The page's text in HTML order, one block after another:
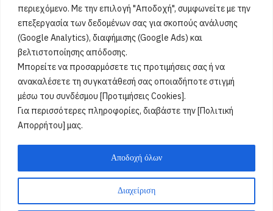
περιεχόμενο. Με την επιλογή "Αποδοχή", συμφωνείτε με την
επεξεργασία των δεδομένων σας για σκοπούς ανάλυσης
(Google Analytics), διαφήμισης (Google Ads) και
βελτιστοποίησης απόδοσης.
Μπορείτε να προσαρμόσετε τις προτιμήσεις σας ή να
ανακαλέσετε τη συγκατάθεσή σας οποιαδήποτε στιγμή
μέσω του συνδέσμου [Προτιμήσεις Cookies].
Για περισσότερες πληροφορίες, διαβάστε την [Πολιτική
Απορρήτου] μας.
Διαχείριση
Αποδοχή όλων
Όροι Χρήσης
Πολιτική Ορθής Χρήσης
Email : info@acharnestimes.gr